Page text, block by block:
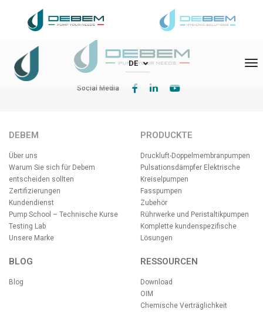
DE
Debem Deutschland GmbH, Bergfeldstrasse 1, 83607 Holzkirchen
Social Media
DEBEM
Über uns
Warum Sie sich für Debem
entscheiden sollten
Zertifizierungen
Kundendienst
Pump School – Technische Kurse
Testing Lab
Unsere Marke
BLOG
Blog
PRODUCKTE
Druckluft-Doppelmembranpumpen
Pulsationsdämpfer Elektrische
Kreiselpumpen
Fasspumpen
Zubehör
Rührwerke und Peristaltikpumpen
Komplette kundenspezifische
Lösungen
RESSOURCEN
Download
OIM
Chemische Verträglichkeit